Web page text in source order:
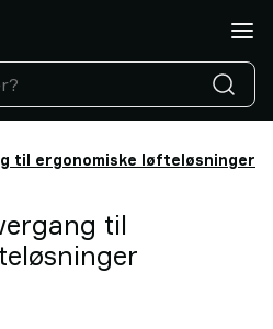
til ergonomiske løfteløsninger
til